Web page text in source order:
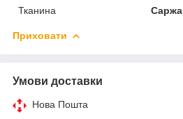
Тканина
Саржа
Приховати
Умови доставки
Нова Пошта